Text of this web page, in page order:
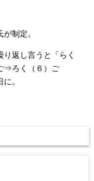
制定。
返し言うと「らく
⇒ろく（６）ご
。